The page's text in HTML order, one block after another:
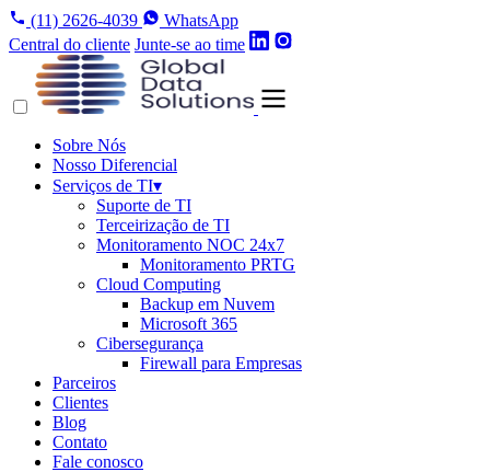
(11) 2626-4039
WhatsApp
Central do cliente Junte-se ao time
Sobre Nós
Nosso Diferencial
Serviços de TI▾
Suporte de TI
Terceirização de TI
Monitoramento NOC 24x7
Monitoramento PRTG
Cloud Computing
Backup em Nuvem
Microsoft 365
Cibersegurança
Firewall para Empresas
Parceiros
Clientes
Blog
Contato
Fale conosco